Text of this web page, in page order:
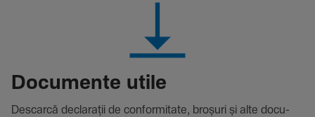
Docu­mente utile
Descarcă decla­rații de conformitate, broșuri și alte docu­